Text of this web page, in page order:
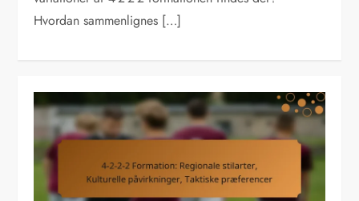
Hvordan sammenlignes […]